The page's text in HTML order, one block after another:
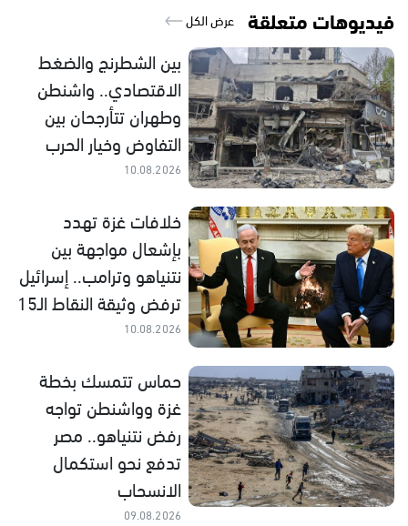
فيديوهات متعلقة عرض الكل
بين الشطرنج والضغط
الاقتصادي.. واشنطن
وطهران تتأرجحان بين
التفاوض وخيار الحرب
10.08.2026
خلافات غزة تهدد
بإشعال مواجهة بين
نتنياهو وترامب.. إسرائيل
ترفض وثيقة النقاط الـ15
10.08.2026
حماس تتمسك بخطة
غزة وواشنطن تواجه
رفض نتنياهو.. مصر
تدفع نحو استكمال
الانسحاب
09.08.2026